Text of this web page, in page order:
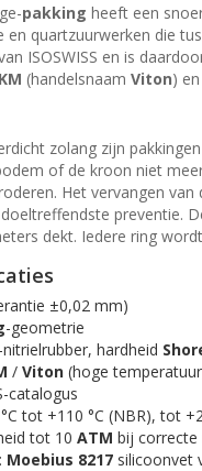
pakking heeft een
en quartzuurwerken die
ISOSWISS en is
(handelsnaam Viton)
zolang zijn
of de kroon niet
Het vervangen van
preventie.
dekt. Iedere ring
±0,02 mm)
-geometrie
-nitrielrubber, hardheid
/ Viton (hoge
catalogus
tot +110 °C (NBR), tot
tot 10 ATM bij
Moebius 8217 silicoonvet